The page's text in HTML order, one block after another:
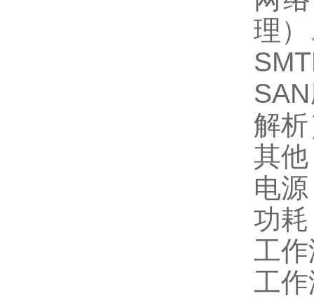
理
解
其他
电
功
工
工